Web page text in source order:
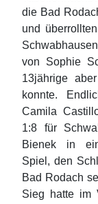
die Bad
und
von Sophie
13jährige
konnte.
Camila
1:8 für
Bienek in
Spiel, den
Bad Rodach
Sieg hatte im